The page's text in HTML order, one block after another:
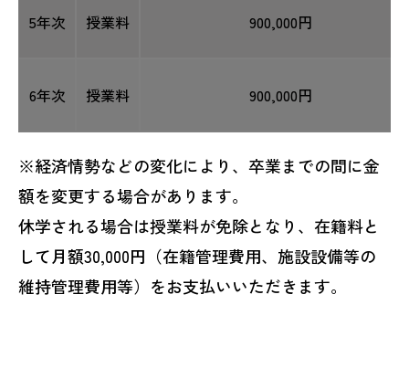
5年次 授業料 900,000円
6年次 授業料 900,000円
※経済情勢などの変化により、卒業までの間に金
額を変更する場合があります。
休学される場合は授業料が免除となり、在籍料と
して月額30,000円（在籍管理費用、施設設備等の
維持管理費用等）をお支払いいただきます。